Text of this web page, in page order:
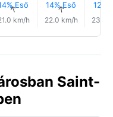
Eső
↑
km/h
14% Eső
↑
22.0 km/h
12%
23.0
Saint-